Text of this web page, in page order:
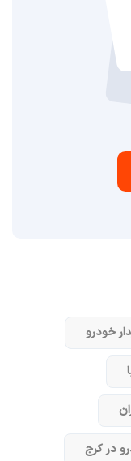
خودرو
در کرج